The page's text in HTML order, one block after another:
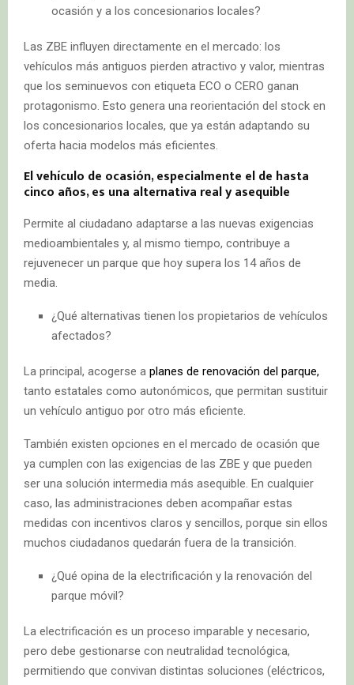
ocasión y a los concesionarios locales?
Las ZBE influyen directamente en el mercado: los
vehículos más antiguos pierden atractivo y valor, mientras
que los seminuevos con etiqueta ECO o CERO ganan
protagonismo. Esto genera una reorientación del stock en
los concesionarios locales, que ya están adaptando su
oferta hacia modelos más eficientes.
El vehículo de ocasión, especialmente el de hasta
cinco años, es una alternativa real y asequible
Permite al ciudadano adaptarse a las nuevas exigencias
medioambientales y, al mismo tiempo, contribuye a
rejuvenecer un parque que hoy supera los 14 años de
media.
¿Qué alternativas tienen los propietarios de vehículos
afectados?
La principal, acogerse a planes de renovación del parque,
tanto estatales como autonómicos, que permitan sustituir
un vehículo antiguo por otro más eficiente.
También existen opciones en el mercado de ocasión que
ya cumplen con las exigencias de las ZBE y que pueden
ser una solución intermedia más asequible. En cualquier
caso, las administraciones deben acompañar estas
medidas con incentivos claros y sencillos, porque sin ellos
muchos ciudadanos quedarán fuera de la transición.
¿Qué opina de la electrificación y la renovación del
parque móvil?
La electrificación es un proceso imparable y necesario,
pero debe gestionarse con neutralidad tecnológica,
permitiendo que convivan distintas soluciones (eléctricos,